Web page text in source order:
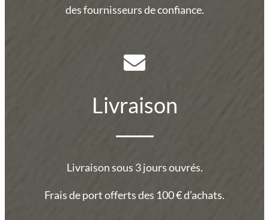
des fournisseurs de confiance.
Livraison
Livraison sous 3 jours ouvrés.
Frais de port offerts des 100 € d’achats.